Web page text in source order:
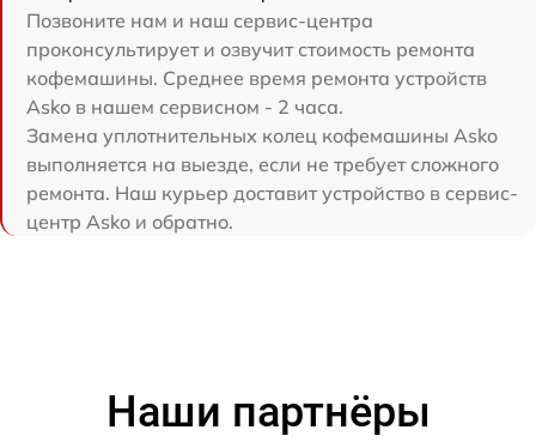
Позвоните нам и наш сервис-центра
проконсультирует и озвучит стоимость ремонта
кофемашины. Среднее время ремонта устройств
Asko в нашем сервисном - 2 часа.
Замена уплотнительных колец кофемашины Asko
выполняется на выезде, если не требует сложного
ремонта. Наш курьер доставит устройство в сервис-
центр Asko и обратно.
Наши партнёры